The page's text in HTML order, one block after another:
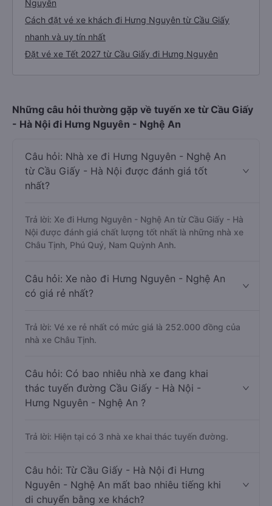
Nguyên
Cách đặt vé xe khách đi Hưng Nguyên từ Cầu Giấy
nhanh và uy tín nhất
Đặt vé xe Tết 2027 từ Cầu Giấy đi Hưng Nguyên
Những câu hỏi thường gặp về tuyến xe từ Cầu Giấy
- Hà Nội đi Hưng Nguyên - Nghệ An
Câu hỏi: Nhà xe đi Hưng Nguyên - Nghệ An
từ Cầu Giấy - Hà Nội được đánh giá tốt
nhất?
Trả lời: Xe đi Hưng Nguyên - Nghệ An từ Cầu Giấy - Hà
Nội được đánh giá chất lượng tốt nhất là những nhà xe
Châu Tịnh, Phú Quý, Nam Quỳnh Anh.
Câu hỏi: Xe nào đi Hưng Nguyên - Nghệ An
có giá rẻ nhất?
Trả lời: Vé xe rẻ nhất có mức giá là 252.000 đồng của
nhà xe Châu Tịnh.
Câu hỏi: Có bao nhiêu nhà xe đang khai
thác tuyến đường Cầu Giấy - Hà Nội -
Hưng Nguyên - Nghệ An ?
Trả lời: Hiện tại có 3 nhà xe khai thác tuyến đường.
Câu hỏi: Từ Cầu Giấy - Hà Nội đi Hưng
Nguyên - Nghệ An mất bao nhiêu tiếng khi
di chuyển bằng xe khách?